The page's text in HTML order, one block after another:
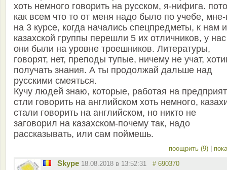
хоть немного говорить на русском, я-нифига.
как всем что то от меня надо было по учебе, мне-
на 3 курсе, когда начались спецпредметы, к нам
казахской группы перешли 5 их отличников, у нас
они были на уровне троешников. Литературы,
говорят, нет, преподы тупые, ничему не учат,
получать знания. А ты продолжай дальше над
русскими смеяться.
Кучу людей знаю, которые, работая на
стли говорить на английском хоть немного,
стали говорить на английском, но никто не
заговорил на казахском-почему так, надо
рассказывать, или сам поймешь.
поощрить (9)
Skype 18.08.2018 в 13:52:31 # 690370